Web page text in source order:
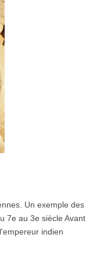
Un exemple des
7e au 3e siècle Avant
indien